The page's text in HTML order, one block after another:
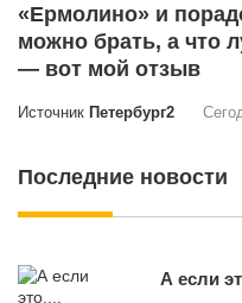
«Ермолино» и
можно брать, а что
— вот мой отзыв
Источник Петербург2
Последние новости
А если